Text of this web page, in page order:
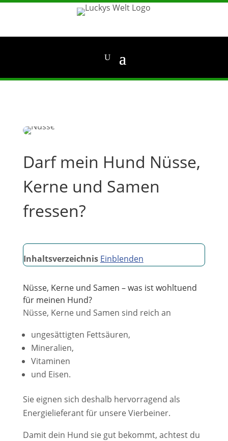
Darf mein Hund Nüsse,
Kerne und Samen
fressen?
Inhaltsverzeichnis Einblenden
Nüsse, Kerne und Samen – was ist wohltuend
für meinen Hund?
Nüsse, Kerne und Samen sind reich an
ungesättigten Fettsäuren,
Mineralien,
Vitaminen
und Eisen.
Sie eignen sich deshalb hervorragend als
Energielieferant für unsere Vierbeiner.
Damit dein Hund sie gut bekommt, achtest du